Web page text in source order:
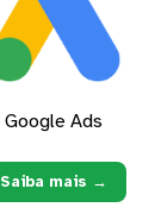
Google Ads
Saiba mais →